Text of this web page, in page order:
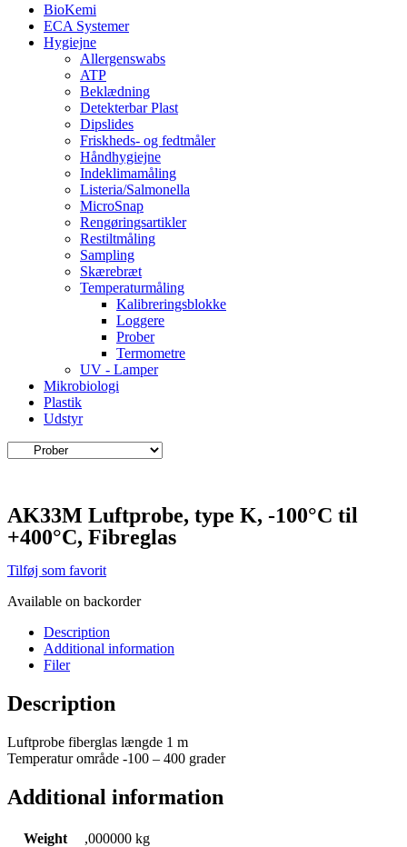
BioKemi
ECA Systemer
Hygiejne
Allergenswabs
ATP
Beklædning
Detekterbar Plast
Dipslides
Friskheds- og fedtmåler
Håndhygiejne
Indeklimamåling
Listeria/Salmonella
MicroSnap
Rengøringsartikler
Restiltmåling
Sampling
Skærebræt
Temperaturmåling
Kalibreringsblokke
Loggere
Prober
Termometre
UV - Lamper
Mikrobiologi
Plastik
Udstyr
AK33M Luftprobe, type K, -100°C til
+400°C, Fibreglas
Tilføj som favorit
Available on backorder
Description
Additional information
Filer
Description
Luftprobe fiberglas længde 1 m
Temperatur område -100 – 400 grader
Additional information
Weight
,000000 kg